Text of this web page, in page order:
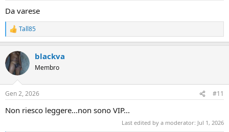
Da varese
R
e
c
t
i
s
Tall85
blackva
Membro
Gen 2, 2026 #11
Non riesco leggere...non sono VIP...
Last edited by a moderator: Jul 1, 2026